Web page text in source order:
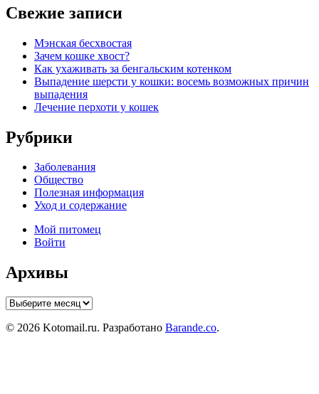
Свежие записи
Мэнская бесхвостая
Зачем кошке хвост?
Как ухаживать за бенгальским котенком
Выпадение шерсти у кошки: восемь возможных причин
выпадения
Лечение перхоти у кошек
Рубрики
Заболевания
Общество
Полезная информация
Уход и содержание
Мой питомец
Войти
Архивы
Архивы
© 2026 Kotomail.ru. Разработано Barande.co.